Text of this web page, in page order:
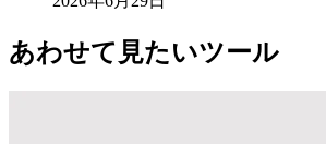
あわせて見たいツール